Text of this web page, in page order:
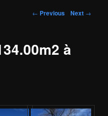
Post navigation
← Previous Next →
à